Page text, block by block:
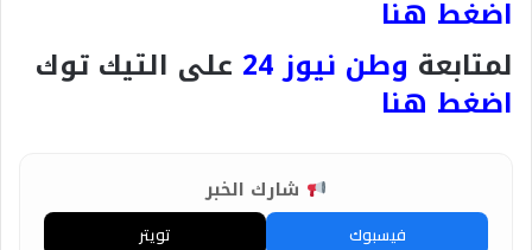
اضغط هنا
لمتابعة وطن نيوز 24 على التيك توك
اضغط هنا
شارك الخبر
فيسبوك
تويتر